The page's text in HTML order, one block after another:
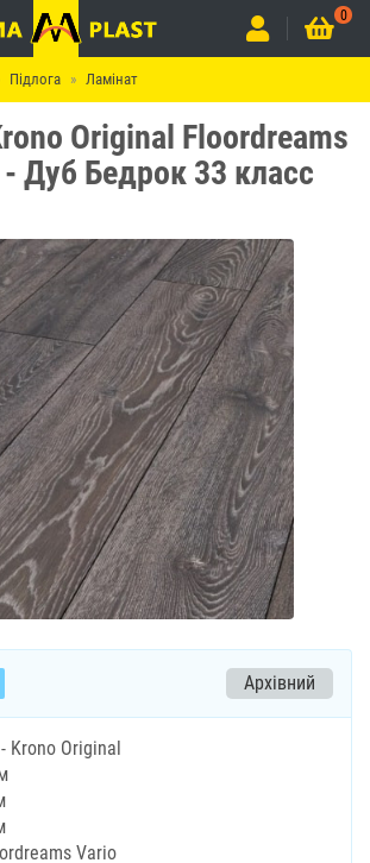
0
Підлога Ламінат
Original Floordreams
Дуб Бедрок 33 класс
Архівний
Krono Original
Vario